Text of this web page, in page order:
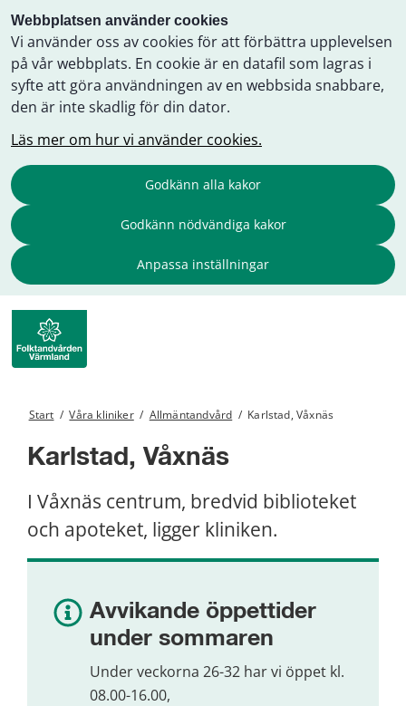
Webbplatsen använder cookies
Vi använder oss av cookies för att förbättra upplevelsen
på vår webbplats. En cookie är en datafil som lagras i
syfte att göra användningen av en webbsida snabbare,
den är inte skadlig för din dator.
Läs mer om hur vi använder cookies.
Godkänn alla kakor
Godkänn nödvändiga kakor
Anpassa inställningar
Start / Våra kliniker / Allmäntandvård / Karlstad, Våxnäs
Karlstad, Våxnäs
I Våxnäs centrum, bredvid biblioteket
och apoteket, ligger kliniken.
Avvikande öppettider
under sommaren
Under veckorna 26-32 har vi öppet kl.
08.00-16.00,